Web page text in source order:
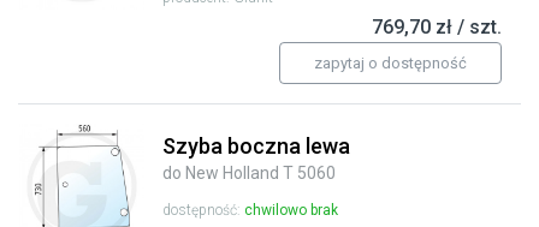
769,70 zł / szt.
zapytaj o dostępność
Szyba boczna lewa
do New Holland T 5060
dostępność: chwilowo brak